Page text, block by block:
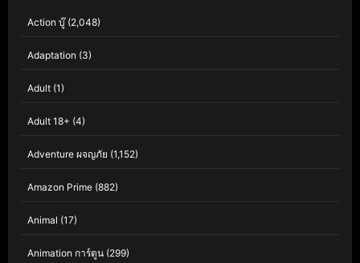
Action บู๊(2,048)
Adaptation (3)
Adult (1)
Adult 18+ (4)
Adventure ผจญภัย (1,152)
Amazon Prime (882)
Animal (17)
Animation การ์ตูน (299)